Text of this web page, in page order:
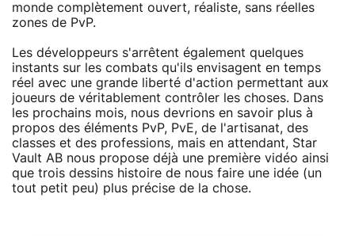
monde complètement ouvert, réaliste, sans réelles
zones de PvP.
Les développeurs s'arrêtent également quelques
instants sur les combats qu'ils envisagent en temps
réel avec une grande liberté d'action permettant aux
joueurs de véritablement contrôler les choses. Dans
les prochains mois, nous devrions en savoir plus à
propos des éléments PvP, PvE, de l'artisanat, des
classes et des professions, mais en attendant, Star
Vault AB nous propose déjà une première vidéo ainsi
que trois dessins histoire de nous faire une idée (un
tout petit peu) plus précise de la chose.